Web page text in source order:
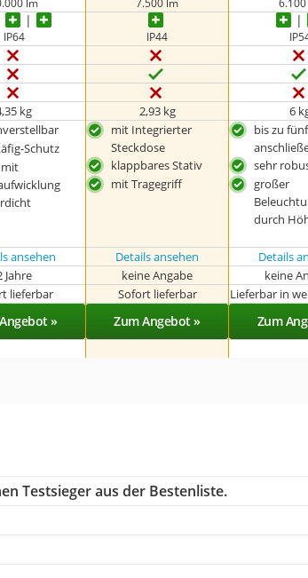
IP64 IP44
kg 2,93 kg 6
Schutz
mit Integrierter
Steckdose
klappbares Stativ
mit Tragegriff
bis zu
sehr
großer
durch
ansehen Details ansehen Details
Jahre keine Angabe keine
lieferbar Sofort lieferbar Lieferbar in
» Zum Angebot » Zum
Testsieger aus der Bestenliste.